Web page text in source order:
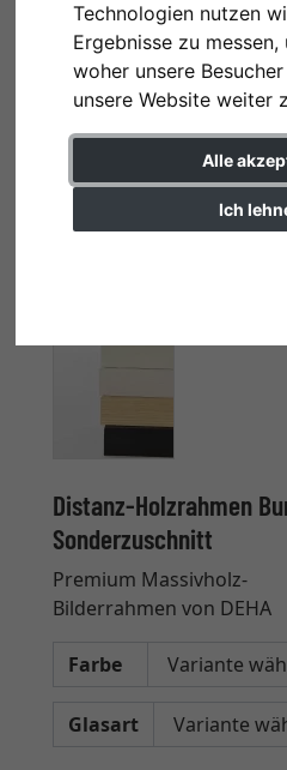
Technologien nutzen
Ergebnisse zu
woher unsere
unsere Website weiter
Alle
Ich
Distanz-Holzrahmen
Sonderzuschnitt
Premium Massivholz-
Bilderrahmen von DEHA
Farbe
Glasart